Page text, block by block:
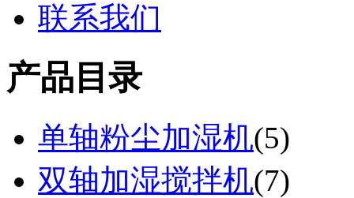
联系我们
产品目录
单轴粉尘加湿机(5)
双轴加湿搅拌机(7)